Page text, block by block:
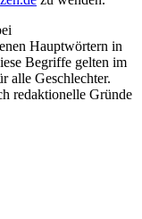
Hauptwörtern in
Begriffe gelten im
alle Geschlechter.
redaktionelle Gründe